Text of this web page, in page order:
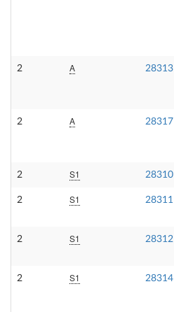
2 A 28313
2 A 28317
2 S1 28310
2 S1 28311
2 S1 28312
2 S1 28314